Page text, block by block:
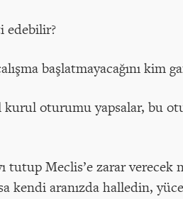
edebilir?
başlatmayacağını kim
oturumu yapsalar, bu
tutup Meclis’e zarar verecek
kendi aranızda halledin,